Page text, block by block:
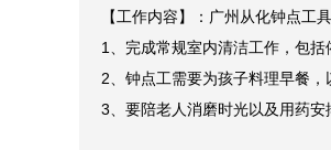
【工作内容】：广州从化钟点工
1、完成常规室内清洁工作，包
2、钟点工需要为孩子料理早餐，
3、要陪老人消磨时光以及用药安